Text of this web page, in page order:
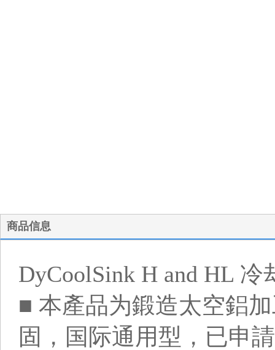
商品信息
DyCoolSink H and HL 冷
■ 本產品为鍛造太空鋁
固，国际通用型，已申